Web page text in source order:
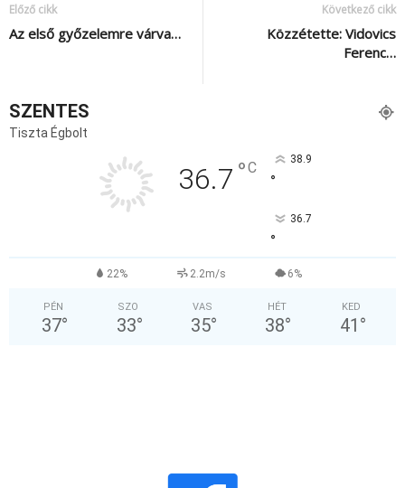
Előző cikk
Az első győzelemre várva…
Következő cikk
Közzétette: Vidovics
Ferenc…
SZENTES
Tiszta Égbolt
36.7 °C 38.9
°
36.7
°
22% 2.2m/s 6%
PÉN
37°
SZO
33°
VAS
35°
HÉT
38°
KED
41 °